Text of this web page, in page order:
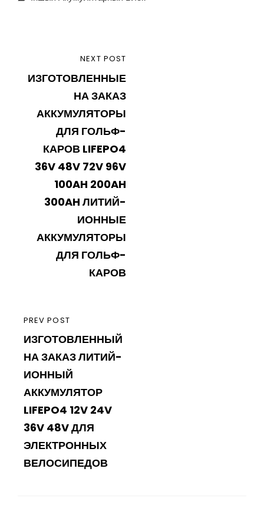
Навігацыя
па
PREVIOUS
POST
PREV POST
ИЗГОТОВЛЕННЫЙ
НА ЗАКАЗ ЛИТИЙ-
ИОННЫЙ
АККУМУЛЯТОР
LIFEPO4 12V 24V
36V 48V ДЛЯ
ЭЛЕКТРОННЫХ
ВЕЛОСИПЕДОВ
POST
NEXT POST
ИЗГОТОВЛЕННЫЕ
НА ЗАКАЗ
АККУМУЛЯТОРЫ
ДЛЯ ГОЛЬФ-
КАРОВ LIFEPO4
36V 48V 72V 96V
100AH 200AH
300AH ЛИТИЙ-
ИОННЫЕ
АККУМУЛЯТОРЫ
ДЛЯ ГОЛЬФ-
КАРОВ